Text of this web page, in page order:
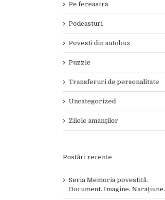
Pe fereastra
Podcasturi
Povesti din autobuz
Puzzle
Transferuri de personalitate
Uncategorized
Zilele amanţilor
Postări recente
Seria Memoria povestită.
Document. Imagine. Narațiune.